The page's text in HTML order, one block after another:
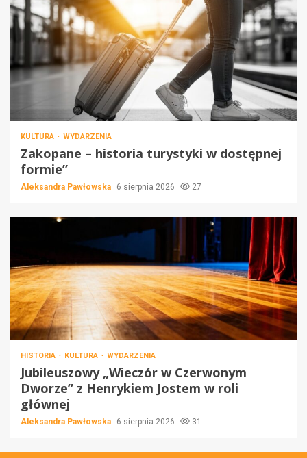
KULTURA WYDARZENIA
Zakopane – historia turystyki w dostępnej
formie”
Aleksandra Pawłowska 6 sierpnia 2026 27
HISTORIA KULTURA WYDARZENIA
Jubileuszowy „Wieczór w Czerwonym
Dworze” z Henrykiem Jostem w roli
głównej
Aleksandra Pawłowska 6 sierpnia 2026 31